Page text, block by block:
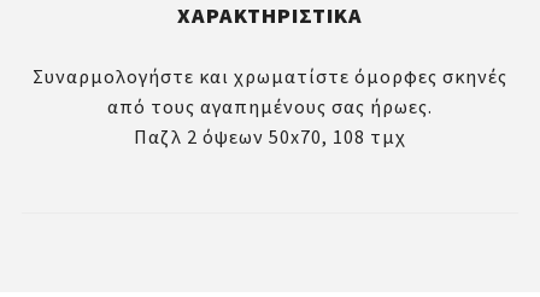
ΧΑΡΑΚΤΗΡΙΣΤΙΚΆ
Συναρμολογήστε και χρωματίστε όμορφες σκηνές
από τους αγαπημένους σας ήρωες.
Παζλ 2 όψεων 50x70, 108 τμχ